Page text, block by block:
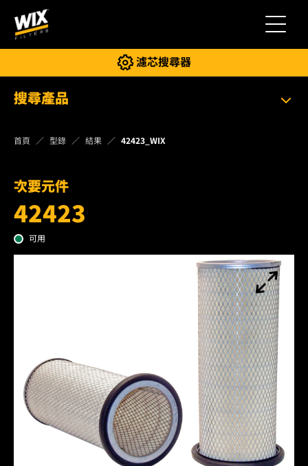
切換導航
濾芯搜尋器
搜尋產品
首頁 型錄 結果 42423_WIX
次要元件
42423
可用